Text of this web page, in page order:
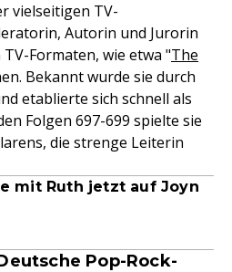
vielseitigen TV-
Autorin und Jurorin
Formaten, wie etwa "The
Bekannt wurde sie durch
etablierte sich schnell als
Folgen 697-699 spielte sie
die strenge Leiterin
mit Ruth jetzt auf Joyn
Pop-Rock-